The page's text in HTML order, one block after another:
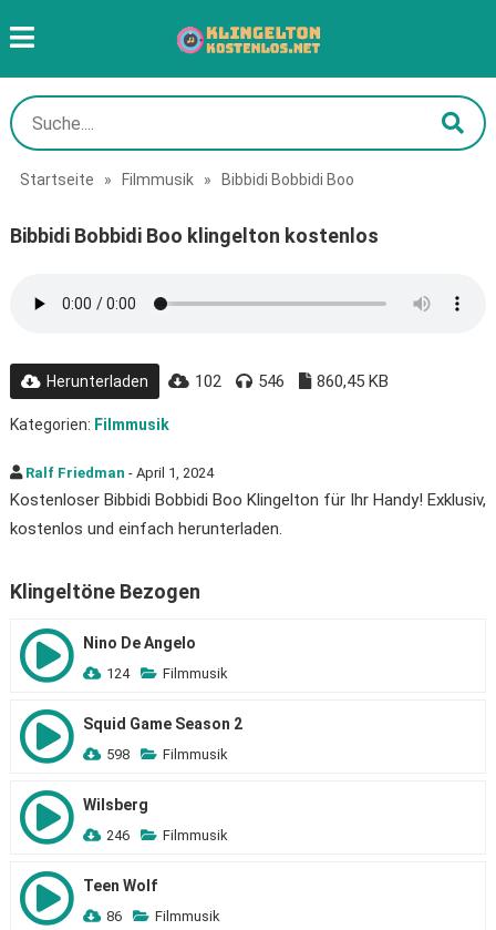
Startseite » Filmmusik » Bibbidi Bobbidi Boo
Bibbidi Bobbidi Boo klingelton kostenlos
Herunterladen 102 546 860,45 KB
Kategorien: Filmmusik
Ralf Friedman - April 1, 2024
Kostenloser Bibbidi Bobbidi Boo Klingelton für Ihr Handy! Exklusiv,
kostenlos und einfach herunterladen.
Klingeltöne Bezogen
Nino De Angelo
124 Filmmusik
Squid Game Season 2
598 Filmmusik
Wilsberg
246 Filmmusik
Teen Wolf
86 Filmmusik